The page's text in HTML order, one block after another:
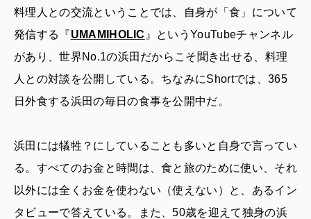
料理人との交流ということでは、自身が「食」について
発信する『UMAMIHOLIC 』というYouTubeチャンネル
があり、世界No.1の浜田だからこそ聞き出せる、料理
人との対談を公開している。ちなみにShortでは、365
日外食する浜田の毎日の食事を公開中だ。
浜田には犠牲？にしていることも多いと自身で言ってい
る。すべてのお金と時間は、食と旅のために使い、それ
以外には全くお金を使わない（使えない）と、あるイン
タビューで答えている。また、50歳を迎えて独身の浜